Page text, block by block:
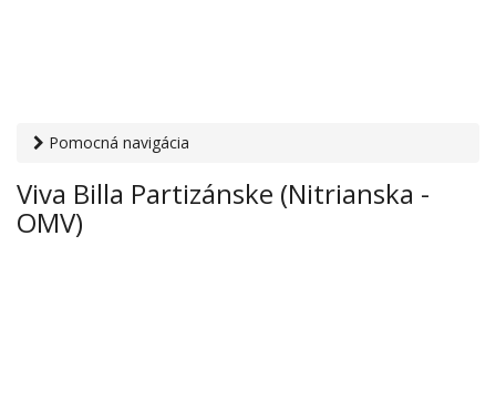
Pomocná navigácia
supermarkety › Viva Billa Partizánske (Nitrianska - OMV)
Viva Billa Partizánske (Nitrianska -
OMV)